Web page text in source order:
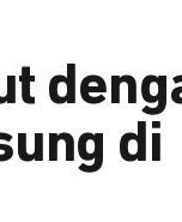
di